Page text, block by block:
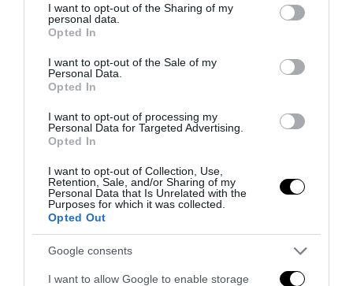
not limited to your visit or usage behaviour. You may click to
grant or deny consent to Google and its third-party tags to
use your data for below specified purposes in below Google
consent section.
I want to opt-out of the Sharing of my
personal data.
Opted In
I want to opt-out of the Sale of my
Personal Data.
Opted In
I want to opt-out of processing my
Personal Data for Targeted Advertising.
Opted In
I want to opt-out of Collection, Use,
Retention, Sale, and/or Sharing of my
Personal Data that Is Unrelated with the
Purposes for which it was collected.
Opted Out
Google consents
I want to allow Google to enable storage
AL-NUSRA ALEPPO ALLAHU AKBAR
AMABASCIATORE RUSSO IN TURCHIA
ANKARA ATTENTATO IN TURCHIA ERDOGAN
GOLPE IN TURCHIA
RUSSIA SABAH SIRIA TERRORISMO ISLAMISTA
UCCISO AMBASCIATORE RUSSO
CONVIDIDI 0